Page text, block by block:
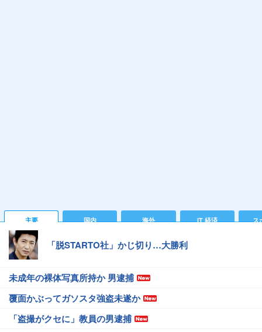
主要 国内 海外 IT 経済 ス
「脱STARTO社」かじ切り…大勝利
未成年の裸体写真所持か 男逮捕
覆面かぶってガソスタ強盗未遂か
「盗撮がクセに」教員の男逮捕